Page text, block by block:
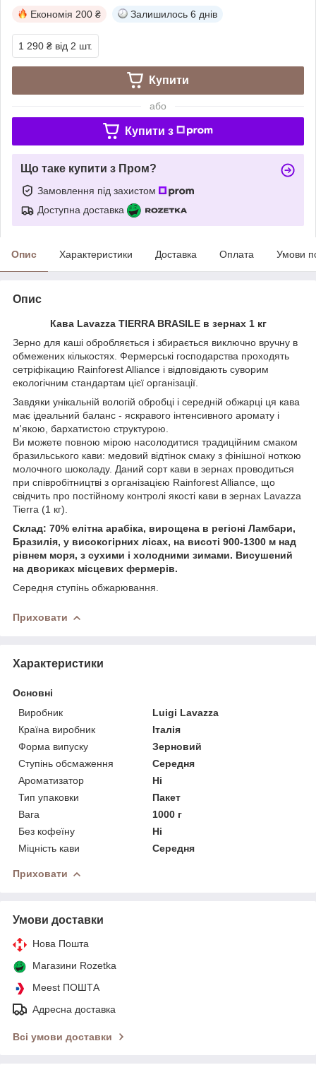
Економія 200 ₴ Залишилось 6 днів
1 290 ₴ від 2 шт.
Купити
або
Купити з
Що таке купити з Пром?
Замовлення під захистом
Доступна доставка
Опис Характеристики Доставка Оплата Умови
Опис
Кава Lavazza TIERRA BRASILE в зернах 1 кг
Зерно для каші обробляється і збирається виключно вручну в
обмежених кількостях. Фермерські господарства проходять
сетріфікацию Rainforest Alliance і відповідають суворим
екологічним стандартам цієї організації.
Завдяки унікальній вологій обробці і середній обжарці ця кава
має ідеальний баланс - яскравого інтенсивного аромату і
м'якою, бархатистою структурою.
Ви можете повною мірою насолодитися традиційним смаком
бразильського кави: медовий відтінок смаку з фінішної ноткою
молочного шоколаду. Даний сорт кави в зернах проводиться
при співробітництві з організацією Rainforest Alliance, що
свідчить про постійному контролі якості кави в зернах Lavazza
Tierra (1 кг).
Склад: 70% елітна арабіка, вирощена в регіоні Ламбари,
Бразилія, у високогірних лісах, на висоті 900-1300 м над
рівнем моря, з сухими і холодними зимами. Висушений
на двориках місцевих фермерів.
Середня ступінь обжарювання.
Приховати
Характеристики
Основні
Виробник
Luigi Lavazza
Країна виробник
Італія
Форма випуску
Зерновий
Ступінь обсмаження
Середня
Ароматизатор
Ні
Тип упаковки
Пакет
Вага
1000 г
Без кофеїну
Ні
Міцність кави
Середня
Приховати
Умови доставки
Нова Пошта
Магазини Rozetka
Meest ПОШТА
Адресна доставка
Всі умови доставки